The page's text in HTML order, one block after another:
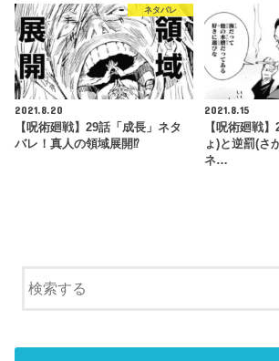
ネタバレ
2021.8.20
【呪術廻戦】29話「成長」ネタ
バレ！真人の領域展開⁉
2021.8.15
【呪術廻戦
ょ)と逆罰(さ
ネ…